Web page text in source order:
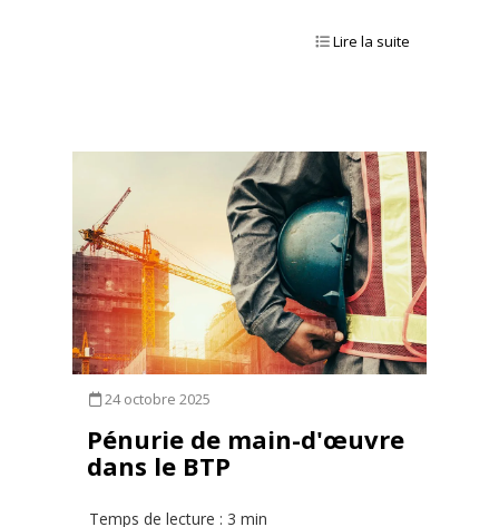
Lire la suite
24 octobre 2025
Pénurie de main-d'œuvre
dans le BTP
Temps de lecture : 3 min